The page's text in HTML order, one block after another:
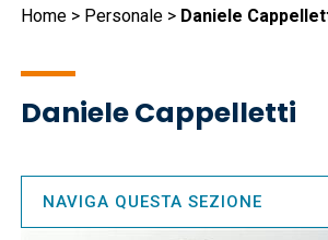
Briciole
pane
Home Personale Daniele
Daniele Cappelletti
NAVIGA QUESTA SEZIONE